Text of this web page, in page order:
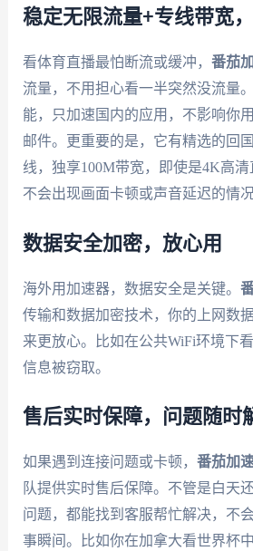
稳定无限流量+专线带宽
看体育直播最怕断流或缓冲， 番茄
流量，不用担心看一半突然没流量
能，只加速国内的应用，不影响你
邮件。更重要的是，它有精选的回
线，独享100M带宽，即使是4K高清
不会出现画面卡顿或声音延迟的情况
数据安全加密，放心用
海外用加速器，数据安全是关键。
传输和数据加密技术，你的上网数
来更放心。比如在公共WiFi环境下
信息被窃取。
售后实时保障，问题随时
如果遇到连接问题或卡顿， 番茄加
队提供实时售后保障。不管是白天
问题，都能找到客服帮忙解决，不
事瞬间。比如你在加拿大看世界杯